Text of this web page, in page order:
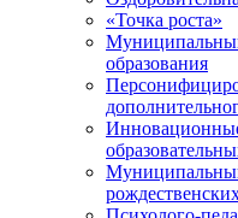
«Точка роста»
образования